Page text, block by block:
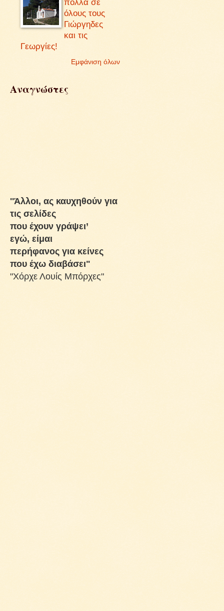
όλους τους
Γιώργηδες
και τις
Γεωργίες!
Εμφάνιση όλων
Αναγνώστες
''Άλλοι, ας καυχηθούν για
τις σελίδες
που έχουν γράψει’
εγώ, είμαι
περήφανος για κείνες
που έχω διαβάσει"
"Χόρχε Λουίς Μπόρχες"